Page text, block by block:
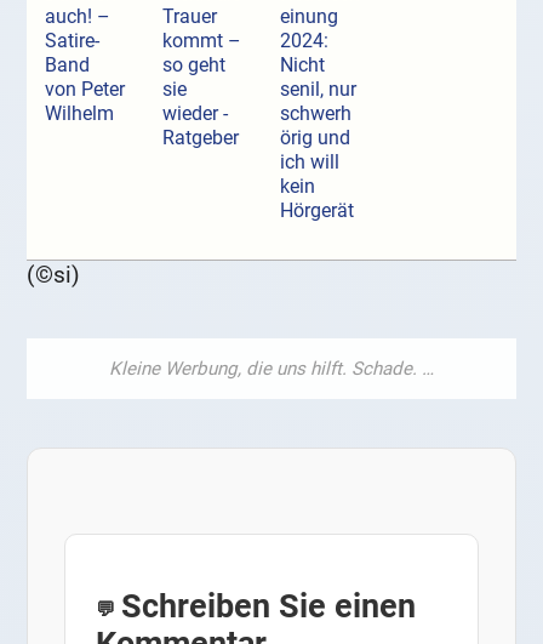
auch! –
Satire-
Band
von Peter
Wilhelm
Trauer
kommt –
so geht
sie
wieder -
Ratgeber
einung
2024:
Nicht
senil, nur
schwerh
örig und
ich will
kein
Hörgerät
(©si)
Schreiben Sie einen